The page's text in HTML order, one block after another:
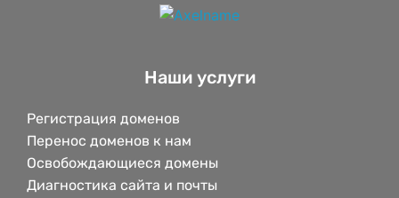
Наши услуги
Регистрация доменов
Перенос доменов к нам
Освобождающиеся домены
Диагностика сайта и почты